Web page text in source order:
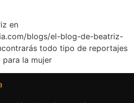
en
blogs/el-blog-de-beatriz-
todo tipo de reportajes
la mujer